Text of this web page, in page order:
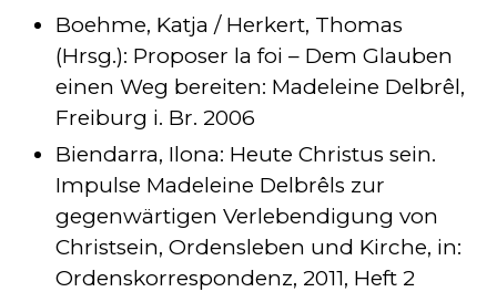
Boehme, Katja / Herkert, Thomas
(Hrsg.): Proposer la foi – Dem Glauben
einen Weg bereiten: Madeleine Delbrêl,
Freiburg i. Br. 2006
Biendarra, Ilona: Heute Christus sein.
Impulse Madeleine Delbrêls zur
gegenwärtigen Verlebendigung von
Christsein, Ordensleben und Kirche, in:
Ordenskorrespondenz, 2011, Heft 2